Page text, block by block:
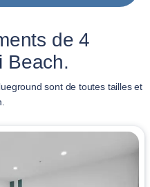
de 4
Beach.
sont de toutes tailles et